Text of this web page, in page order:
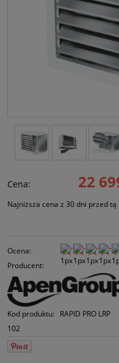
Cena: 22
Najniższa cena z 30 dni przed
Ocena:
Producent:
Kod produktu:
RAPID PRO LRP
102